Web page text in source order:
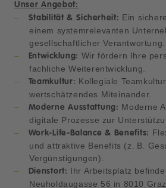
Unser Angebot:
Stabilität & Sicherheit: Ein
einem systemrelevanten
gesellschaftlicher Verantwortung.
Entwicklung: Wir fördern Ihre
fachliche Weiterentwicklung.
Teamkultur: Kollegiale
wertschätzendes Miteinander.
Moderne Ausstattung: Moderne
digitale Prozesse zur
Work-Life-Balance & Benefits:
und attraktive Benefits (z. B.
Vergünstigungen).
Dienstort: Ihr Arbeitsplatz
Neuholdaugasse 56 in 8010